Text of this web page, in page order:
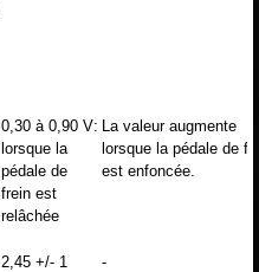
0,30 à 0,90 V:
lorsque la
pédale de
frein est
relâchée
La valeur augmente
lorsque la pédale de
est enfoncée.
2,45 +/- 1
-